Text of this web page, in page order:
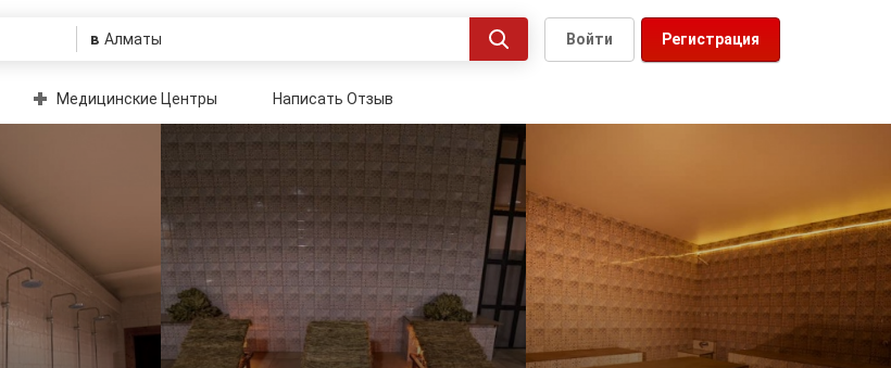
в Регистрация
Войти
Медицинские Центры Написать Отзыв